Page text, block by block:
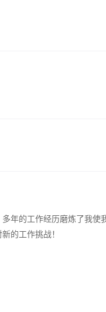
年的工作经历磨炼了我使
的工作挑战！